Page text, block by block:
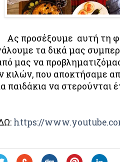
Ας προσέξουμε αυτή τη
τα δικά μας
μας να
κιλών, που αποκτήσαμε
παιδάκια να στερούνται
https://